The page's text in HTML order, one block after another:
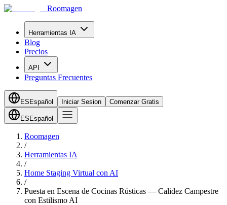
Roomagen
Herramientas IA
Blog
Precios
API
Preguntas Frecuentes
ES Español Iniciar Sesion Comenzar Gratis
ES Español
Roomagen
/
Herramientas IA
/
Home Staging Virtual con AI
/
Puesta en Escena de Cocinas Rústicas — Calidez Campestre
con Estilismo AI